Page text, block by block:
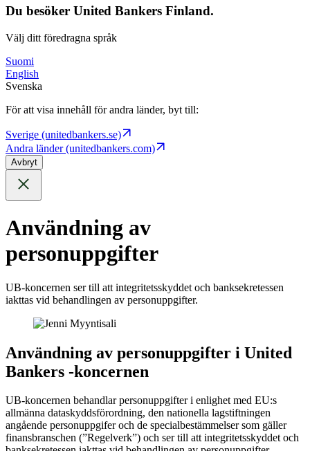
Du besöker United Bankers Finland.
Välj ditt föredragna språk
Suomi
English
Svenska
För att visa innehåll för andra länder, byt till:
Sverige (unitedbankers.se)
Andra länder (unitedbankers.com)
Avbryt
Användning av
personuppgifter
UB-koncernen ser till att integritetsskyddet och banksekretessen
iakttas vid behandlingen av personuppgifter.
Användning av personuppgifter i United
Bankers -koncernen
UB-koncernen behandlar personuppgifter i enlighet med EU:s
allmänna dataskyddsförordning, den nationella lagstiftningen
angående personuppgifer och de specialbestämmelser som gäller
finansbranschen (”Regelverk”) och ser till att integritetsskyddet och